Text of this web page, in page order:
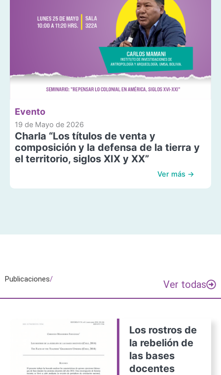
Evento
19 de Mayo de 2026
Charla “Los títulos de venta y
composición y la defensa de la tierra y
el territorio, siglos XIX y XX”
Ver más →
Publicaciones/ Ver todas
Los rostros de
la rebelión de
las bases
docentes